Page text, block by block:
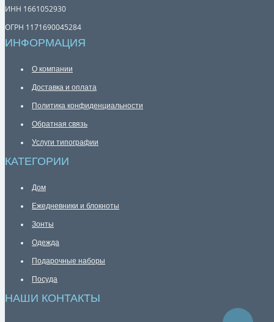
ИНН 1661052930
ОГРН 1171690045284
ИНФОРМАЦИЯ
О компании
Доставка и оплата
Политика конфиденциальности
Обратная связь
Услуги типографии
КАТЕГОРИИ
Дом
Ежедневники и блокноты
Зонты
Одежда
Подарочные наборы
Посуда
НАШИ КОНТАКТЫ